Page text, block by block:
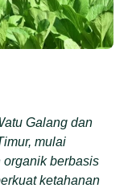
Galang dan
mulai
organik berbasis
ketahanan